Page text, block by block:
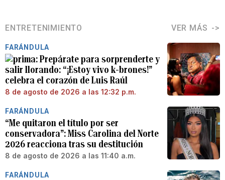
ENTRETENIMIENTO VER MÁS
FARÁNDULA
Prepárate para sorprenderte y
salir llorando: “¡Estoy vivo k-brones!”
celebra el corazón de Luis Raúl
8 de agosto de 2026 a las 12:32 p.m.
FARÁNDULA
“Me quitaron el título por ser
conservadora”: Miss Carolina del Norte
2026 reacciona tras su destitución
8 de agosto de 2026 a las 11:40 a.m.
FARÁNDULA